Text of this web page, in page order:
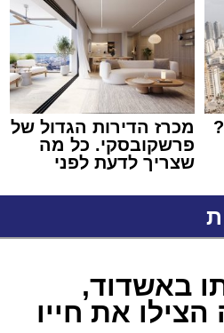
מכרז הדירות הגדול של
פרשקובסקי. כל מה
שצריך לדעת לפני
באשדוד
באשדוד,
את חייו